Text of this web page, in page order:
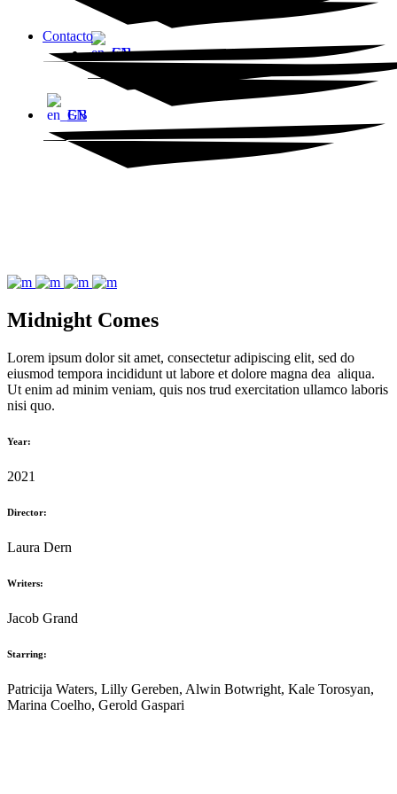
EN
Contacto
EN
Midnight Comes
Lorem ipsum dolor sit amet, consectetur adipiscing elit, sed do
eiusmod tempora incididunt ut labore et dolore magna dea aliqua.
Ut enim ad minim veniam, quis nos trud exercitation ullamco laboris
nisi quo.
Year:
2021
Director:
Laura Dern
Writers:
Jacob Grand
Starring:
Patricija Waters, Lilly Gereben, Alwin Botwright, Kale Torosyan,
Marina Coelho, Gerold Gaspari